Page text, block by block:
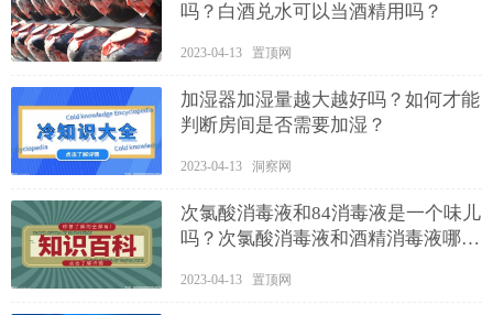
吗？白酒兑水可以当酒精用吗？
2023-04-13 置顶网
加湿器加湿量越大越好吗？如何才能
判断房间是否需要加湿？
2023-04-13 洞察网
次氯酸消毒液和84消毒液是一个味儿
吗？次氯酸消毒液和酒精消毒液哪个
2023-04-13 置顶网